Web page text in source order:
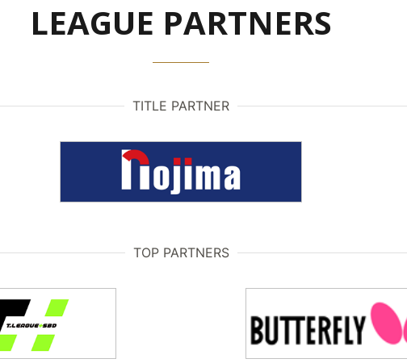
LEAGUE PARTNERS
TITLE PARTNER
TOP PARTNERS